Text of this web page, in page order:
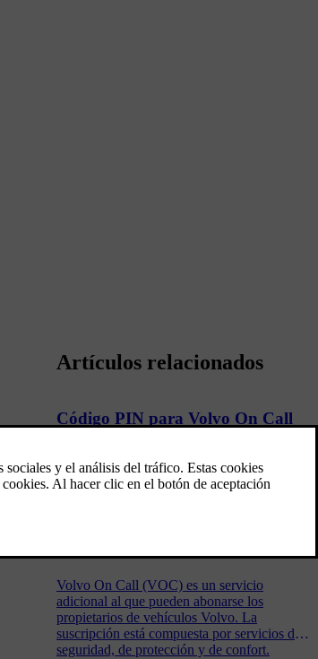
Artículos relacionados
Código PIN para Volvo On Call
seguridad para identificar a la persona
autorizada para realizar los servicios Volvo
Volvo On Call (VOC) es un servicio
adicional al que pueden abonarse los
propietarios de vehículos Volvo. La
suscripción está compuesta por servicios de
seguridad, de protección y de confort.